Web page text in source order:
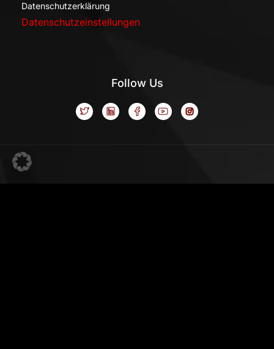
Datenschutzerklärung
Datenschutzeinstellungen
Follow Us